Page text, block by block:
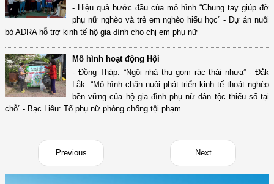
- Hiệu quả bước đầu của mô hình “Chung tay giúp đỡ
phụ nữ nghèo và trẻ em nghèo hiếu học” - Dự án nuôi
bò ADRA hỗ trợ kinh tế hộ gia đình cho chị em phụ nữ
Mô hình hoạt động Hội
- Đồng Tháp: “Ngôi nhà thu gom rác thải nhựa” - Đắk
Lắk: “Mô hình chăn nuôi phát triển kinh tế thoát nghèo
bền vững của hộ gia đình phụ nữ dân tộc thiểu số tại
chỗ” - Bạc Liêu: Tổ phụ nữ phòng chống tội phạm
Previous Next